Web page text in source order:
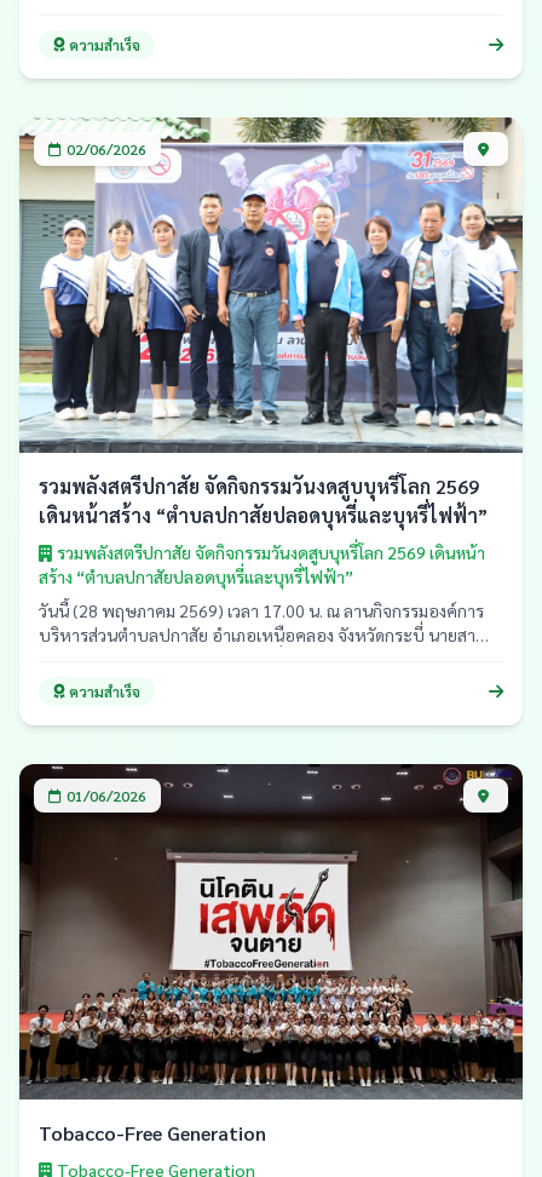
และกลุ่มสาระการเรียนรู้สุขศึกษาและพลศึกษา จัดกิจกรรมเนื่องใน
มัธยมศึกษาปีที่ 4
ความสำเร็จ
02/06/2026
รวมพลังสตรีปกาสัย จัดกิจกรรมวันงดสูบบุหรี่โลก 2569
เดินหน้าสร้าง “ตำบลปกาสัยปลอดบุหรี่และบุหรี่ไฟฟ้า”
รวมพลังสตรีปกาสัย จัดกิจกรรมวันงดสูบบุหรี่โลก 2569 เดินหน้า
สร้าง “ตำบลปกาสัยปลอดบุหรี่และบุหรี่ไฟฟ้า”
วันนี้ (28 พฤษภาคม 2569) เวลา 17.00 น. ณ ลานกิจกรรมองค์การ
บริหารส่วนตำบลปกาสัย อำเภอเหนือคลอง จังหวัดกระบี่ นายสา
สูบบุหรี่โลก ประจำปี 2569 โดยมีคณะผู้บริหารท้องถิ่น สมาชิกสภาฯ
ส่วนตำบลปกาสัย กลุ่มสตรีตำบลปกาสัย อาสาสมัครสาธารณสุข
260 คน
ความสำเร็จ
01/06/2026
Tobacco-Free Generation
Tobacco-Free Generation